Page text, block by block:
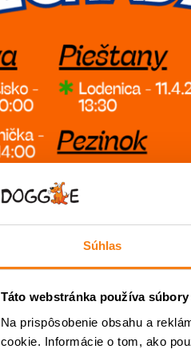
Súhlas
Táto webstránka používa
Na prispôsobenie obsahu a
cookie. Informácie o tom, ako